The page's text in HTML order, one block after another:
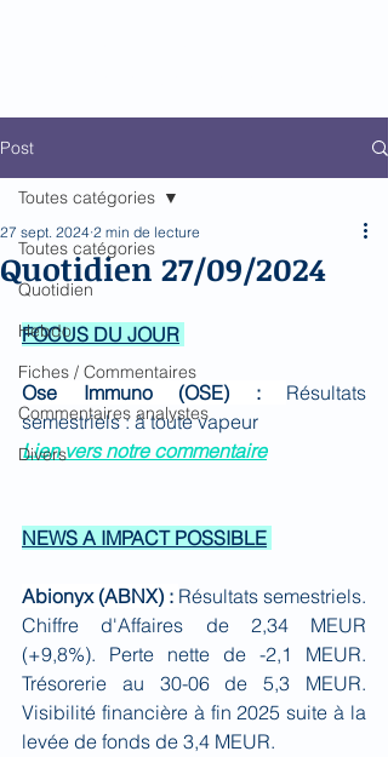
Post
Toutes catégories
Quotidien
Hebdo
Fiches / Commentaires
Commentaires analystes
Divers
Toutes catégories
Quotidien 27/09/2024
27 sept. 2024 2 min de lecture
FOCUS DU JOUR
Ose Immuno (OSE) : Résultats
semestriels : à toute vapeur
Lien vers notre commentaire
NEWS A IMPACT POSSIBLE
Abionyx (ABNX) : Résultats semestriels.
Chiffre d'Affaires de 2,34 MEUR
(+9,8%). Perte nette de -2,1 MEUR.
Trésorerie au 30-06 de 5,3 MEUR.
Visibilité financière à fin 2025 suite à la
levée de fonds de 3,4 MEUR.